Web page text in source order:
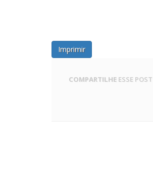
Imprimir
COMPARTILHE ESSE POST